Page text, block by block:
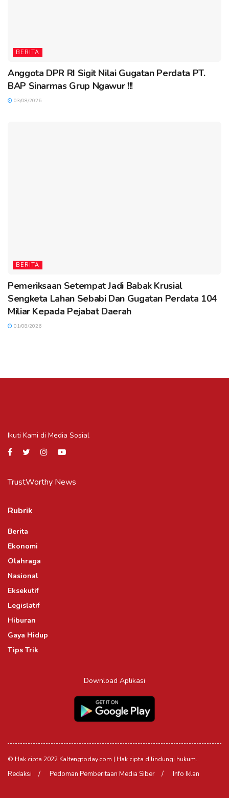
BERITA
Anggota DPR RI Sigit Nilai Gugatan Perdata PT.
BAP Sinarmas Grup Ngawur !!!
03/08/2026
BERITA
Pemeriksaan Setempat Jadi Babak Krusial
Sengketa Lahan Sebabi Dan Gugatan Perdata 104
Miliar Kepada Pejabat Daerah
01/08/2026
Ikuti Kami di Media Sosial
TrustWorthy News
Rubrik
Berita
Ekonomi
Olahraga
Nasional
Eksekutif
Legislatif
Hiburan
Gaya Hidup
Tips Trik
Download Aplikasi
© Hak cipta 2022 Kaltengtoday.com | Hak cipta dilindungi hukum.
Redaksi Pedoman Pemberitaan Media Siber Info Iklan